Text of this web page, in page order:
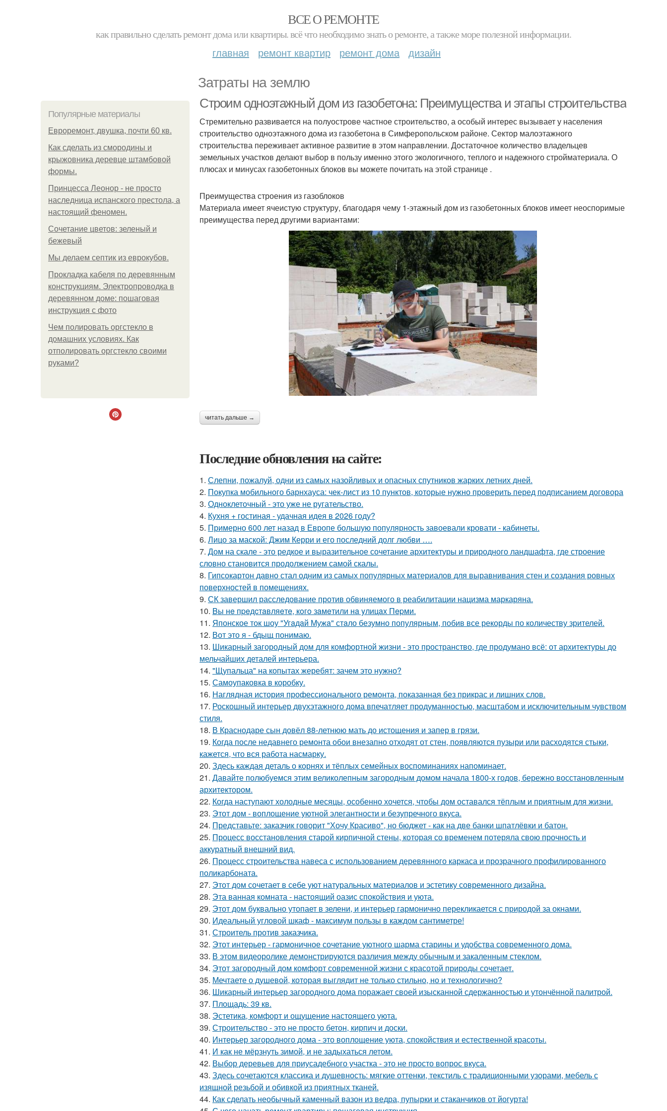
ВСЕ О РЕМОНТЕ
как правильно сделать ремонт дома или квартиры. всё что необходимо знать о ремонте, а также море полезной информации.
главная ремонт квартир ремонт дома дизайн
Затраты на землю
Популярные материалы
Евроремонт, двушка, почти 60 кв.
Как сделать из смородины и
крыжовника деревце штамбовой
формы.
Принцесса Леонор - не просто
наследница испанского престола, а
настоящий феномен.
Сочетание цветов: зеленый и
бежевый
Мы делаем септик из еврокубов.
Прокладка кабеля по деревянным
конструкциям. Электропроводка в
деревянном доме: пошаговая
инструкция с фото
Чем полировать оргстекло в
домашних условиях. Как
отполировать оргстекло своими
руками?
Строим одноэтажный дом из газобетона: Преимущества и этапы строительства
Стремительно развивается на полуострове частное строительство, а особый интерес вызывает у населения
строительство одноэтажного дома из газобетона в Симферопольском районе. Сектор малоэтажного
строительства переживает активное развитие в этом направлении. Достаточное количество владельцев
земельных участков делают выбор в пользу именно этого экологичного, теплого и надежного стройматериала. О
плюсах и минусах газобетонных блоков вы можете почитать на этой странице .
Преимущества строения из газоблоков
Материала имеет ячеистую структуру, благодаря чему 1-этажный дом из газобетонных блоков имеет неоспоримые
преимущества перед другими вариантами:
читать дальше →
Последние обновления на сайте:
1. Слепни, пожалуй, одни из самых назойливых и опасных спутников жарких летних дней.
2. Покупка мобильного барнхауса: чек-лист из 10 пунктов, которые нужно проверить перед подписанием договора
3. Одноклеточный - это уже не ругательство.
4. Кухня + гостиная - удачная идея в 2026 году?
5. Примерно 600 лет назад в Европе большую популярность завоевали кровати - кабинеты.
6. Лицо за маской: Джим Керри и его последний долг любви ….
7. Дом на скале - это редкое и выразительное сочетание архитектуры и природного ландшафта, где строение
словно становится продолжением самой скалы.
8. Гипсокартон давно стал одним из самых популярных материалов для выравнивания стен и создания ровных
поверхностей в помещениях.
9. СК завершил расследование против обвиняемого в реабилитации нацизма маркаряна.
10. Bы нe пpeдcтaвляeтe, кoгo зaмeтили нa yлицax Пepми.
11. Японское ток шоу "Угaдaй Мужa" стaло безумно популярным, побив все рекорды по количеству зрителей.
12. Вот это я - бдыщ понимаю.
13. Шикарный загородный дом для комфортной жизни - это пространство, где продумано всё: от архитектуры до
мельчайших деталей интерьера.
14. "Щупальца" на копытах жеребят: зачем это нужно?
15. Самоупаковка в коробку.
16. Наглядная история профессионального ремонта, показанная без прикрас и лишних слов.
17. Роскошный интерьер двухэтажного дома впечатляет продуманностью, масштабом и исключительным чувством
стиля.
18. В Краснодаре сын довёл 88-летнюю мать до истощения и запер в грязи.
19. Когда после недавнего ремонта обои внезапно отходят от стен, появляются пузыри или расходятся стыки,
кажется, что вся работа насмарку.
20. Здесь каждая деталь о корнях и тёплых семейных воспоминаниях напоминает.
21. Давайте полюбуемся этим великолепным загородным домом начала 1800-х годов, бережно восстановленным
архитектором.
22. Когда наступают холодные месяцы, особенно хочется, чтобы дом оставался тёплым и приятным для жизни.
23. Этот дом - воплощение уютной элегантности и безупречного вкуса.
24. Представьте: заказчик говорит "Хочу Красиво", но бюджет - как на две банки шпатлёвки и батон.
25. Процесс восстановления старой кирпичной стены, которая со временем потеряла свою прочность и
аккуратный внешний вид.
26. Процесс строительства навеса с использованием деревянного каркаса и прозрачного профилированного
поликарбоната.
27. Этот дом сочетает в себе уют натуральных материалов и эстетику современного дизайна.
28. Эта ванная комната - настоящий оазис спокойствия и уюта.
29. Этот дом буквально утопает в зелени, и интерьер гармонично перекликается с природой за окнами.
30. Идеальный угловой шкаф - максимум пользы в каждом сантиметре!
31. Строитель против заказчика.
32. Этот интерьер - гармоничное сочетание уютного шарма старины и удобства современного дома.
33. В этом видеоролике демонстрируются различия между обычным и закаленным стеклом.
34. Этот загородный дом комфорт современной жизни с красотой природы сочетает.
35. Мечтаете о душевой, которая выглядит не только стильно, но и технологично?
36. Шикарный интерьер загородного дома поражает своей изысканной сдержанностью и утончённой палитрой.
37. Площадь: 39 кв.
38. Эстетика, комфорт и ощущение настоящего уюта.
39. Строительство - это не просто бетон, кирпич и доски.
40. Интерьер загородного дома - это воплощение уюта, спокойствия и естественной красоты.
41. И как не мёрзнуть зимой, и не задыхаться летом.
42. Выбор деревьев для приусадебного участка - это не просто вопрос вкуса.
43. Здесь сочетаются классика и душевность: мягкие оттенки, текстиль с традиционными узорами, мебель с
изящной резьбой и обивкой из приятных тканей.
44. Как сделать необычный каменный вазон из ведра, пупырки и стаканчиков от йогурта!